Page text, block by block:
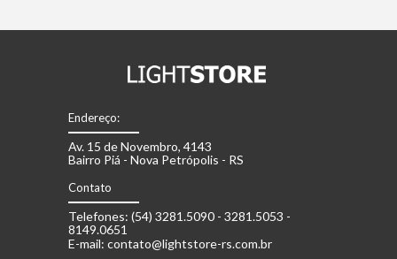
Endereço:
Av. 15 de Novembro, 4143
Bairro Piá - Nova Petrópolis - RS
Contato
Telefones: (54) 3281.5090 - 3281.5053 -
8149.0651
E-mail: contato@lightstore-rs.com.br